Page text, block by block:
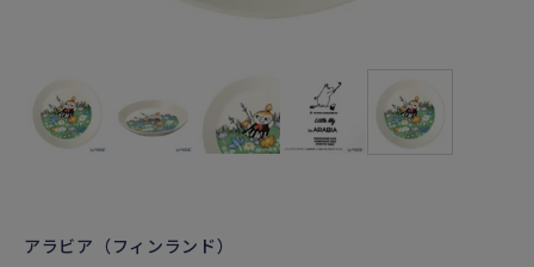
アラビア（フィンランド）